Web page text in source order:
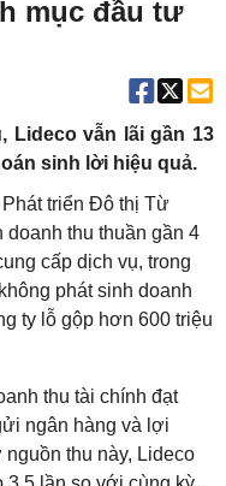
mục đầu tư
Lideco vẫn lãi gần 13
sinh lời hiệu quả.
triển Đô thị Từ
doanh thu thuần gần 4
cấp dịch vụ, trong
phát sinh doanh
ty lỗ gộp hơn 600 triệu
thu tài chính đạt
ngân hàng và lợi
thu này, Lideco